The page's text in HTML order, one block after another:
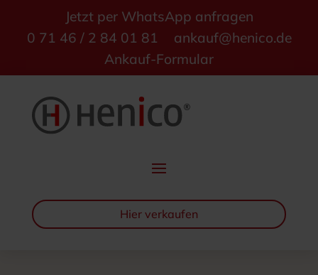
Jetzt per WhatsApp anfragen
0 71 46 / 2 84 01 81
ankauf@henico.de
Ankauf-Formular
Hier verkaufen